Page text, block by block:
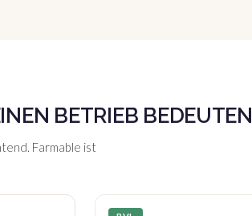
BETRIEB BEDEUTEN
Farmable ist